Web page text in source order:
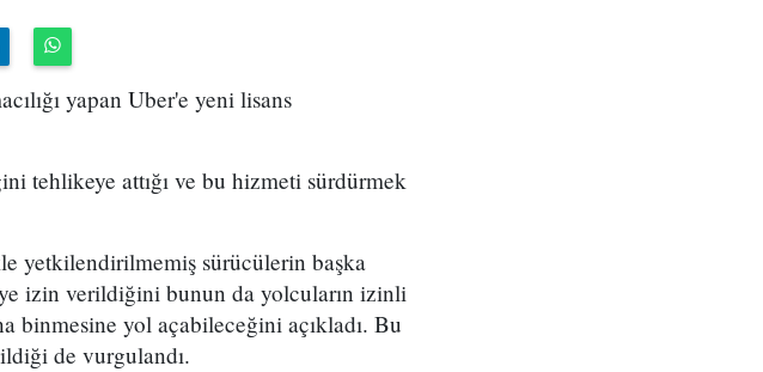
yapan Uber'e yeni lisans
tehlikeye attığı ve bu hizmeti sürdürmek
yetkilendirilmemiş sürücülerin başka
izin verildiğini bunun da yolcuların izinli
binmesine yol açabileceğini açıkladı. Bu
de vurgulandı.